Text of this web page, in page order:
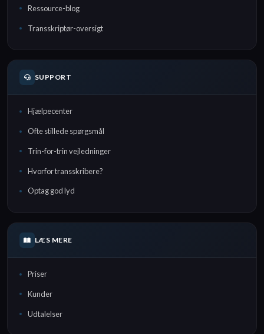
Ressource-blog
Transskriptør-oversigt
SUPPORT
Hjælpecenter
Ofte stillede spørgsmål
Trin-for-trin vejledninger
Hvorfor transskribere?
Optag god lyd
LÆS MERE
Priser
Kunder
Udtalelser